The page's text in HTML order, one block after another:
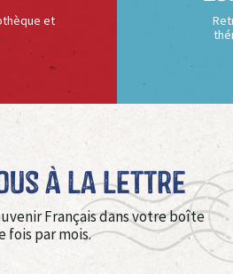
et
à La Lettre
Français dans votre boîte
fois par mois.